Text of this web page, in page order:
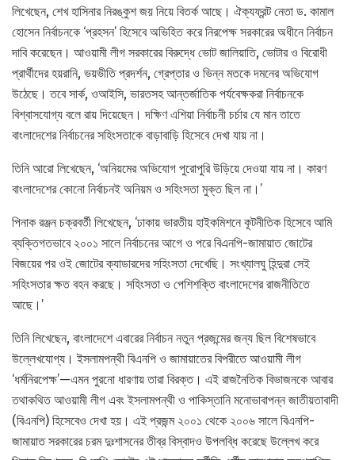
লিখেছেন, শেখ হাসিনার নিরঙ্কুশ জয় নিয়ে বিতর্ক আছে। ঐক্যফ্রন্ট নেতা ড. কামাল
হোসেন নির্বাচনকে ‘প্রহসন’ হিসেবে অভিহিত করে নিরপেক্ষ সরকারের অধীনে নির্বাচন
দাবি করেছেন। আওয়ামী লীগ সরকারের বিরুদ্ধে ভোট জালিয়াতি, ভোটার ও বিরোধী
প্রার্থীদের হয়রানি, ভয়ভীতি প্রদর্শন, গ্রেপ্তার ও ভিন্ন মতকে দমনের অভিযোগ
উঠেছে। তবে সার্ক, ওআইসি, ভারতসহ আন্তর্জাতিক পর্যবেক্ষকরা নির্বাচনকে
বিশ্বাসযোগ্য বলে রায় দিয়েছেন। দক্ষিণ এশিয়া নির্বাচনী চর্চার যে মান তাতে
বাংলাদেশের নির্বাচনের সহিংসতাকে বাড়াবাড়ি হিসেবে দেখা যায় না।
তিনি আরো লিখেছেন, ‘অনিয়মের অভিযোগ পুরোপুরি উড়িয়ে দেওয়া যায় না। কারণ
বাংলাদেশের কোনো নির্বাচনই অনিয়ম ও সহিংসতা মুক্ত ছিল না।’
পিনাক রঞ্জন চক্রবর্তী লিখেছেন, ‘ঢাকায় ভারতীয় হাইকমিশনে কূটনীতিক হিসেবে আমি
ব্যক্তিগতভাবে ২০০১ সালে নির্বাচনের আগে ও পরে বিএনপি-জামায়াত জোটের
বিজয়ের পর ওই জোটের ক্যাডারদের সহিংসতা দেখেছি। সংখ্যালঘু হিন্দুরা সেই
সহিংসতার ক্ষত বহন করছে। সহিংসতা ও পেশিশক্তি বাংলাদেশের রাজনীতিতে
আছে।’
তিনি লিখেছেন, বাংলাদেশে এবারের নির্বাচন নতুন প্রজন্মের জন্য ছিল বিশেষভাবে
উল্লেখযোগ্য। ইসলামপন্থী বিএনপি ও জামায়াতের বিপরীতে আওয়ামী লীগ
‘ধর্মনিরপেক্ষ’—এমন পুরনো ধারণায় তারা বিরক্ত। এই রাজনৈতিক বিভাজনকে আবার
তথাকথিত আওয়ামী লীগ এবং ইসলামপন্থী ও পাকিস্তানি মনোভাবাপন্ন জাতীয়তাবাদী
(বিএনপি) হিসেবেও দেখা হয়। এই প্রজন্ম ২০০১ থেকে ২০০৬ সালে বিএনপি-
জামায়াত সরকারের চরম দুঃশাসনের তীব্র বিস্বাদও উপলব্ধি করেছে উল্লেখ করে